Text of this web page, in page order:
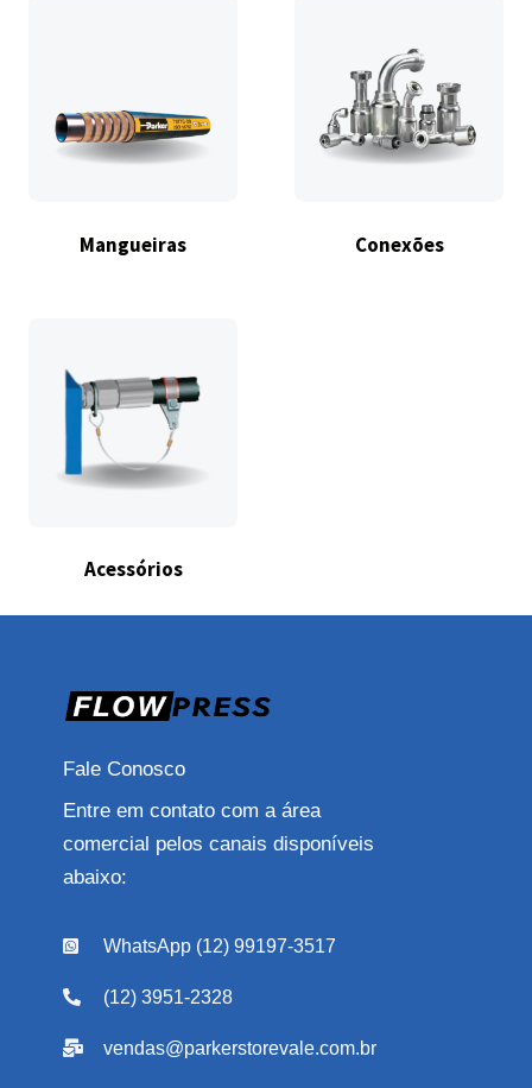
Mangueiras Conexões
Acessórios
Fale Conosco
Entre em contato com a área
comercial pelos canais disponíveis
abaixo:
WhatsApp (12) 99197-3517
(12) 3951-2328
vendas@parkerstorevale.com.br